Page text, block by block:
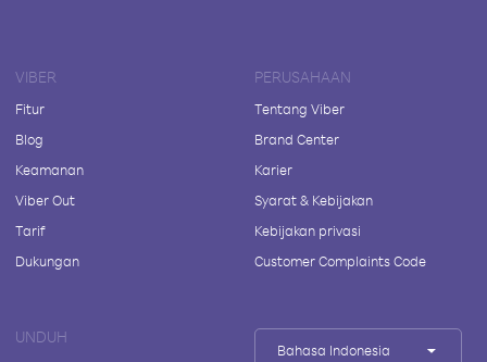
VIBER
Fitur
Blog
Keamanan
Viber Out
Tarif
Dukungan
PERUSAHAAN
Tentang Viber
Brand Center
Karier
Syarat & Kebijakan
Kebijakan privasi
Customer Complaints Code
UNDUH
Bahasa Indonesia